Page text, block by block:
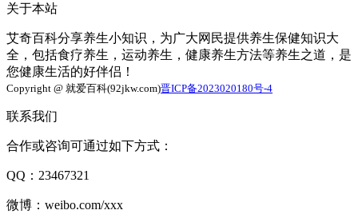
关于本站
艾奇百科分享养生小知识，为广大网民提供养生保健知识大
全，包括食疗养生，运动养生，健康养生方法等养生之道，是
您健康生活的好伴侣！
Copyright @ 就爱百科(92jkw.com)晋ICP备2023020180号-4
联系我们
合作或咨询可通过如下方式：
QQ：23467321
微博：weibo.com/xxx